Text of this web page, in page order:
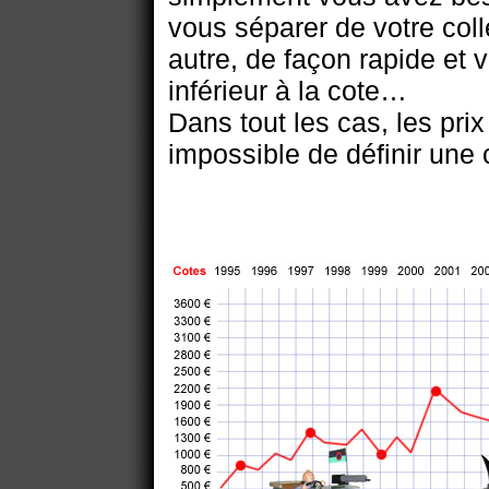
vous séparer de votre
autre, de façon rapide et
inférieur à la cote…
Dans tout les cas, les
impossible de définir